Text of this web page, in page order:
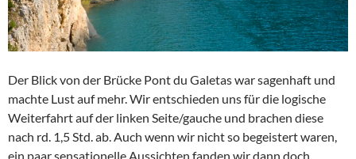
Der Blick von der Brücke Pont du Galetas war sagenhaft und
machte Lust auf mehr. Wir entschieden uns für die logische
Weiterfahrt auf der linken Seite/gauche und brachen diese
nach rd. 1,5 Std. ab. Auch wenn wir nicht so begeistert waren,
ein paar sensationelle Aussichten fanden wir dann doch.